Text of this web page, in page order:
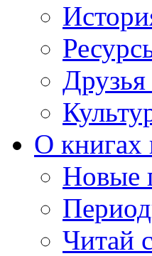
О книгах
Новые
Читай